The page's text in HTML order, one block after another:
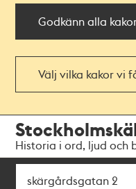
Godkänn alla
Välj vilka kakor vi
navigationen
huvudinnehållet
Historia i ord, ljud och
Sök